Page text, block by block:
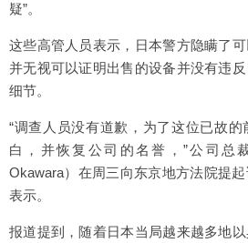
疑”。
这些高管人员表示，日本警方隐瞒了
并无视可以证明出售的设备并没有违
细节。
“调查人员没有道歉，为了这位已故
白，并恢复公司的名誉，”公司总
Okawara）在周三向东京地方法院提
表示。
报道提到，随着日本当局越来越多地